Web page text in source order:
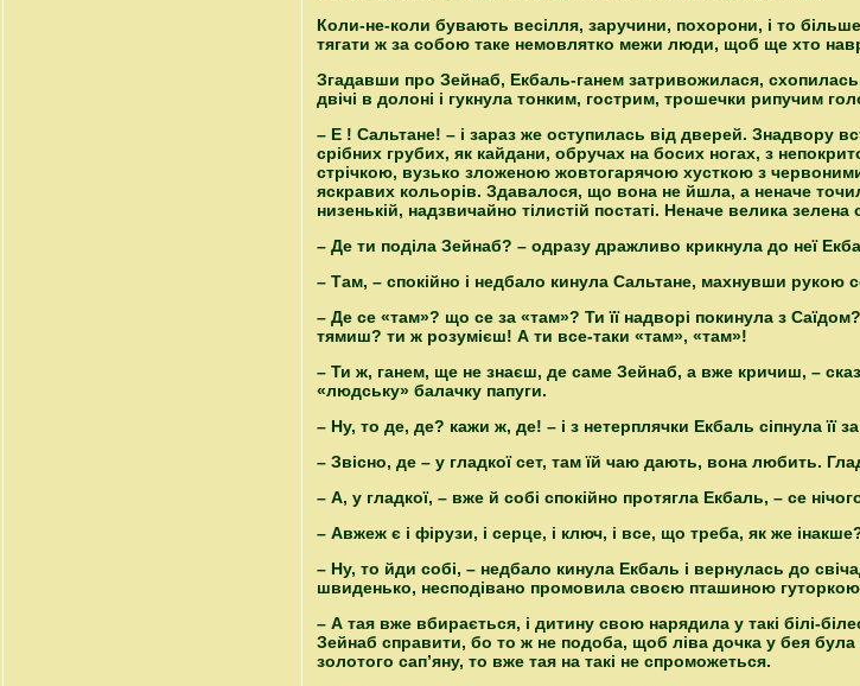
Коли-не-коли бувають весілля, заручини, похорони, і то
тягати ж за собою таке немовлятко межи люди, щоб ще хто
Згадавши про Зейнаб, Екбаль-ганем затривожилася,
двічі в долоні і гукнула тонким, гострим, трошечки рипучим
– Е ! Сальтане! – і зараз же оступилась від дверей. Знадвору
срібних грубих, як кайдани, обручах на босих ногах, з
стрічкою, вузько зложеною жовтогарячою хусткою з
яскравих кольорів. Здавалося, що вона не йшла, а неначе
низенькій, надзвичайно тілистій постаті. Неначе велика
– Де ти поділа Зейнаб? – одразу дражливо крикнула до неї
– Там, – спокійно і недбало кинула Сальтане, махнувши рукою
– Де се «там»? що се за «там»? Ти її надворі покинула з
тямиш? ти ж розумієш! А ти все-таки «там», «там»!
– Ти ж, ганем, ще не знаєш, де саме Зейнаб, а вже кричиш, –
«людську» балачку папуги.
– Ну, то де, де? кажи ж, де! – і з нетерплячки Екбаль сіпнула її
– Звісно, де – у гладкої сет, там їй чаю дають, вона любить.
– А, у гладкої, – вже й собі спокійно протягла Екбаль, – се
– Авжеж є і фірузи, і серце, і ключ, і все, що треба, як же
– Ну, то йди собі, – недбало кинула Екбаль і вернулась до
швиденько, несподівано промовила своєю пташиною
– А тая вже вбирається, і дитину свою нарядила у такі білі-
Зейнаб справити, бо то ж не подоба, щоб ліва дочка у бея була
золотого сап’яну, то вже тая на такі не спроможеться.